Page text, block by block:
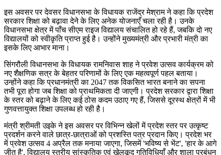
इस अवसर पर देवसर विधानसभा के विधायक राजेंद्र मेश्राम ने कहा कि प्रदेश
सरकार शिक्षा को बढ़ावा देने के लिए अनेक योजनाएँ चला रही है। उनके
विधानसभा क्षेत्र में पाँच सीएम राइज विद्यालय संचालित हो रहे हैं, जबकि दो नए
विद्यालयों को स्वीकृति प्राप्त हुई है। उन्होंने मुख्यमंत्री और प्रभारी मंत्री का
इसके लिए आभार माना।
सिंगरौली विधानसभा के विधायक रामनिवास शाह ने प्रवेश उत्सव कार्यक्रम को
नए शैक्षणिक सत्र के बेहतर परिणामों के लिए एक महत्वपूर्ण पहल बताया।
उन्होंने कहा कि प्रधानमंत्री का 2047 तक विकसित भारत बनाने का सपना
तभी पूरा होगा जब शिक्षा को प्राथमिकता दी जाएगी। प्रदेश सरकार द्वारा शिक्षा
के स्तर को बढ़ाने के लिए कई ठोस कदम उठाए गए हैं, जिससे दूरस्थ क्षेत्रों में भी
गुणवत्तायुक्त शिक्षा उपलब्ध हो रही है।
मंत्री श्रीमती उइके ने इस अवसर पर विभिन्न खेलों में प्रदेश स्तर पर उत्कृष्ट
प्रदर्शन करने वाले छात्र-छात्राओं को प्रशस्ति पत्र प्रदान किए। प्रदेश भर
में प्रवेश उत्सव 4 अप्रैल तक मनाया जाएगा, जिसमें 'भविष्य से भेंट', 'हार के आगे
जीत है', विद्यालय स्तरीय सांस्कृतिक एवं खेलकूद गतिविधियाँ और शाला प्रबंधन